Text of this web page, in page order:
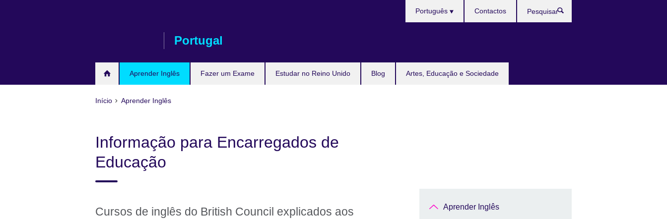
Portugal
Aprender Inglês Fazer um Exame Estudar no Reino Unido Blog Artes, Educação e Sociedade
Português Contactos
Início Aprender Inglês
Informação para Encarregados de
Educação
Cursos de inglês do British Council explicados aos
Aprender Inglês